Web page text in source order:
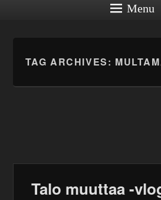
Menu
TAG ARCHIVES:
Talo muuttaa -